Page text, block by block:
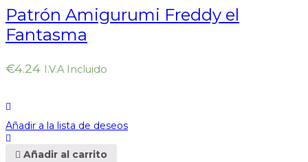
Patrón Amigurumi Freddy el
Fantasma
€4.24 I.V.A Incluido
Añadir a la lista de deseos
Añadir al carrito